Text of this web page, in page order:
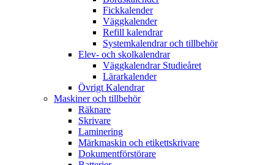
Fickkalender
Väggkalender
Refill kalendrar
Systemkalendrar och tillbehör
Elev- och skolkalendrar
Väggkalendrar Studieåret
Lärarkalender
Övrigt Kalendrar
Maskiner och tillbehör
Räknare
Skrivare
Laminering
Märkmaskin och etikettskrivare
Dokumentförstörare